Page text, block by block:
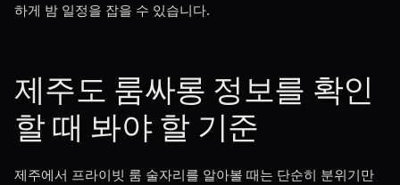
하게 밤 일정을 잡을 수 있습니다.
제주도 룸싸롱 정보를 확인
할 때 봐야 할 기준
제주에서 프라이빗 룸 술자리를 알아볼 때는 단순히 분위기만